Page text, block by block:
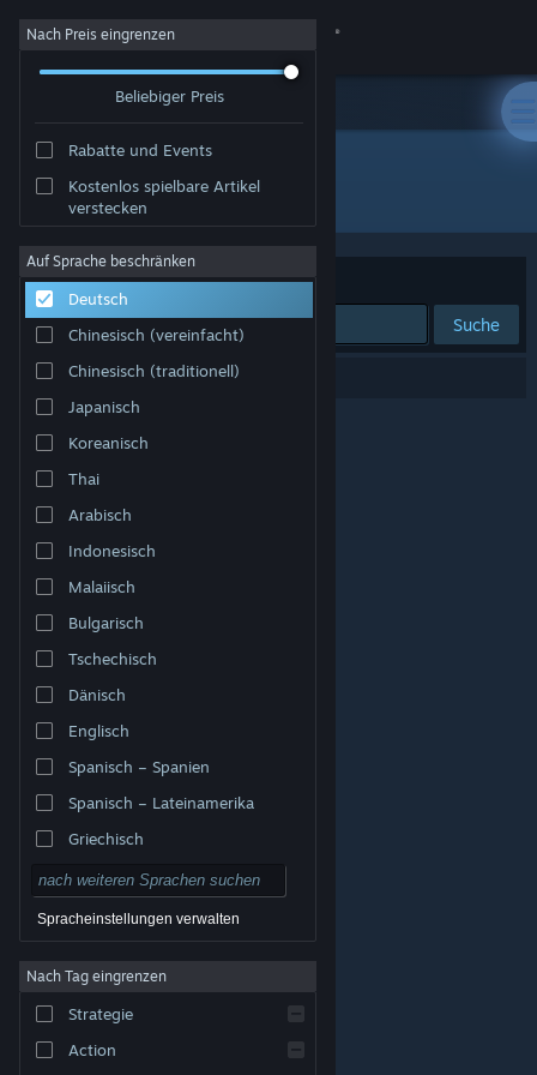
Anmelden
Info
Support
Sprache ändern
Steam-Mobile-App herunterladen
Desktopversion anzeigen
© Valve Corporation. Alle Rechte vorbehalten. Alle
USA und anderen Ländern.
Rechtliches
Barrierefreiheit
Nutzungsvertrag
Nach Preis eingrenzen
Beliebiger Preis
Rabatte und Events
Kostenlos spielbare Artikel
verstecken
Auf Sprache beschränken
Deutsch
Chinesisch (vereinfacht)
Chinesisch (traditionell)
Japanisch
Koreanisch
Thai
Arabisch
Indonesisch
Malaiisch
Bulgarisch
Tschechisch
Dänisch
Englisch
Spanisch – Spanien
Spanisch – Lateinamerika
Griechisch
Spracheinstellungen verwalten
Nach Tag eingrenzen
Strategie
Action
Entwickler: IonFX
Sortieren nach Relevanz
Suche
0 Ergebnisse entsprechen Ihrer Suche.